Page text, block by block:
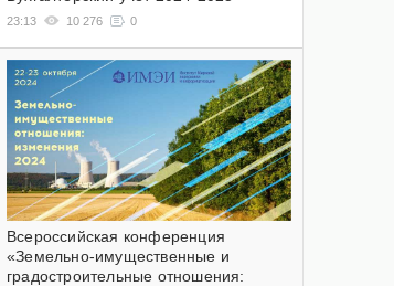
23:13 10 276 0
Всероссийская конференция
«Земельно-имущественные и
градостроительные отношения: